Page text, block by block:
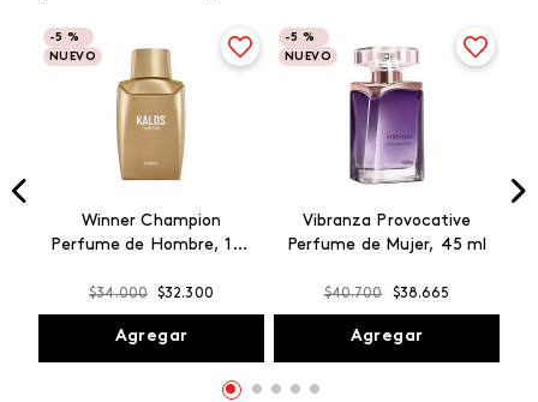
-5 %
NUEVO
Winner Champion
Perfume de Hombre, 100
$34.000 $32.300
Agregar
-5 %
NUEVO
Vibranza Provocative
Perfume de Mujer, 45 ml
$40.700 $38.665
Agregar